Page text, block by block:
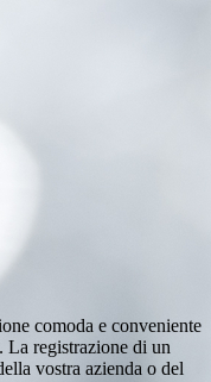
comoda e conveniente
La registrazione di un
vostra azienda o del